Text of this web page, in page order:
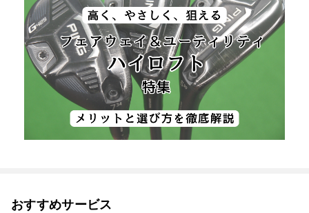
おすすめサービス